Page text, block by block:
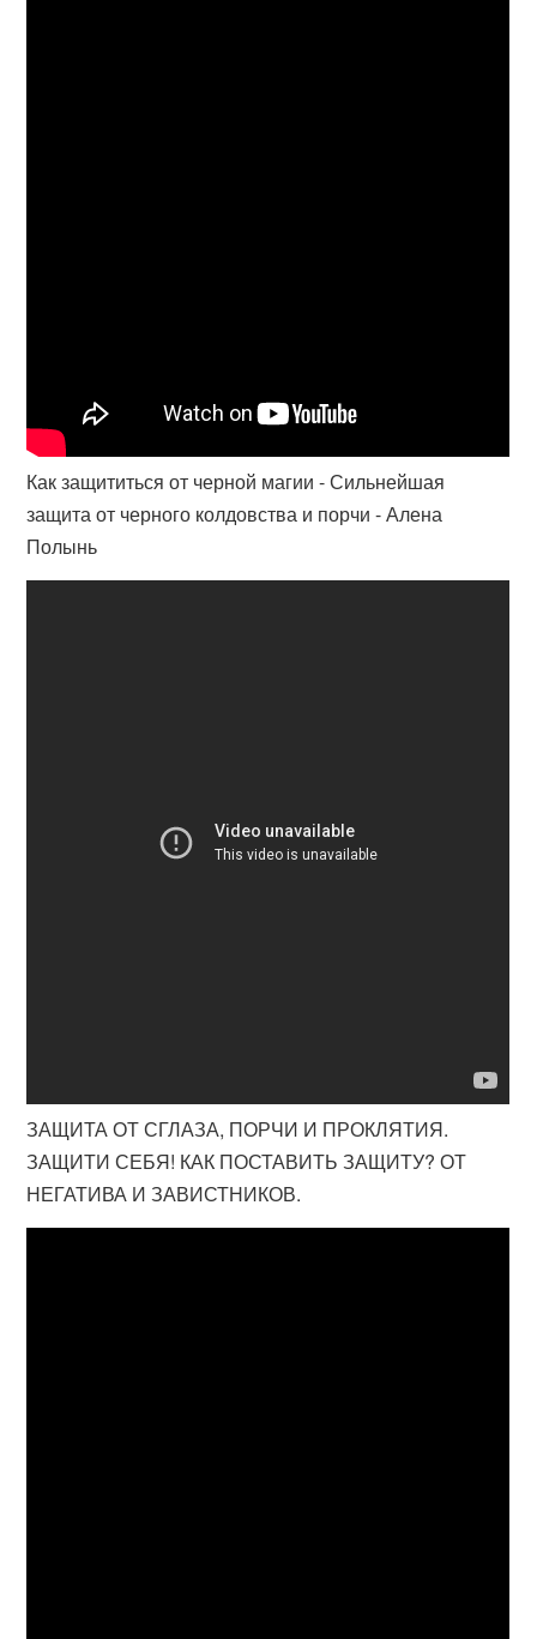
Как защититься от черной магии - Сильнейшая
защита от черного колдовства и порчи - Алена
Полынь
ЗАЩИТА ОТ СГЛАЗА, ПОРЧИ И ПРОКЛЯТИЯ.
ЗАЩИТИ СЕБЯ! КАК ПОСТАВИТЬ ЗАЩИТУ? ОТ
НЕГАТИВА И ЗАВИСТНИКОВ.